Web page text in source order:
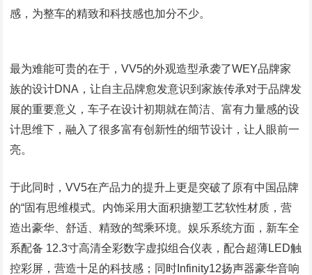
感，为整车的精致和科技感也加分不少。
最为难能可贵的在于，VV5的外观造型承袭了WEY品牌家
族的设计DNA，让自主品牌愈发意识到家族传承对于品牌发
展的重要意义，车子在设计初期就在简洁、富有力量感的设
计思维下，融入了很多富有创新性的细节设计，让人眼前一
亮。
于此同时，VV5在产品力的提升上更是突破了原有中国品牌
的“固有思维模式。内饰采用大面积搪塑工艺软性材质，营
造出豪华、舒适、精致的驾乘环境。娱乐系统方面，新车全
系配备 12.3寸高清全彩数字虚拟组合仪表，配合超薄LED触
控彩屏，营造十足的科技感；同时Infinity12扬声器豪华音响